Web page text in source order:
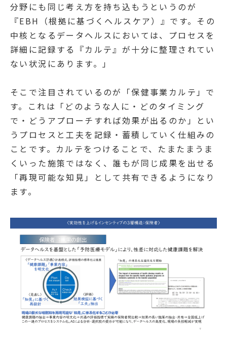
分野にも同じ考え方を持ち込もうというのが
『EBH（根拠に基づくヘルスケア）』です。その
中核となるデータヘルスにおいては、プロセスを
詳細に記録する『カルテ』が十分に整理されてい
ない状況にあります。」
そこで注目されているのが「保健事業カルテ」で
す。これは「どのような人に・どのタイミング
で・どうアプローチすれば効果が出るのか」とい
うプロセスと工夫を記録・蓄積していく仕組みの
ことです。カルテをつけることで、たまたまうま
くいった施策ではなく、誰もが同じ成果を出せる
「再現可能な知見」として共有できるようになり
ます。